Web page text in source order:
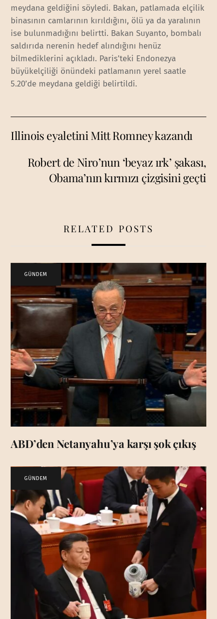
meydana geldiğini söyledi. Bakan, patlamada elçilik
binasının camlarının kırıldığını, ölü ya da yaralının
ise bulunmadığını belirtti. Bakan Suyanto, bombalı
saldırıda nerenin hedef alındığını henüz
bilmediklerini açıkladı. Paris’teki Endonezya
büyükelçiliği önündeki patlamanın yerel saatle
5.20’de meydana geldiği belirtildi.
Illinois eyaletini Mitt Romney kazandı
Robert de Niro’nun ‘beyaz ırk’ şakası,
Obama’nın kırmızı çizgisini geçti
RELATED POSTS
GÜNDEM
ABD’den Netanyahu’ya karşı şok çıkış
GÜNDEM